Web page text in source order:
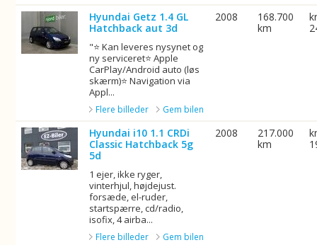
Hyundai Getz 1.4 GL
Hatchback aut 3d
"⭐ Kan leveres nysynet og
ny serviceret⭐ Apple
CarPlay/Android auto (løs
skærm)⭐ Navigation via
Appl...
Gem bilen
Flere billeder
2008
168.700
km
Hyundai i10 1.1 CRDi
Classic Hatchback 5g
5d
1 ejer, ikke ryger,
vinterhjul, højdejust.
forsæde, el-ruder,
startspærre, cd/radio,
isofix, 4 airba...
Gem bilen
Flere billeder
2008
217.000
km